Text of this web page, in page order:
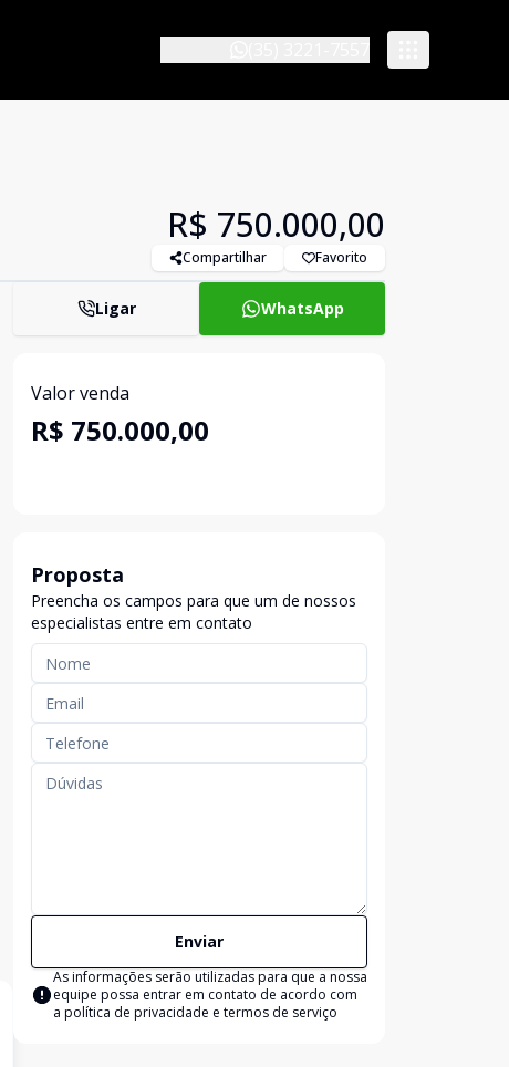
R$ 750.000,00
Compartilhar Favorito
Ligar WhatsApp
Valor venda
R$ 750.000,00
Proposta
Preencha os campos para que um de nossos
especialistas entre em contato
Enviar
As informações serão utilizadas para que a nossa
equipe possa entrar em contato de acordo com
a política de privacidade e termos de serviço